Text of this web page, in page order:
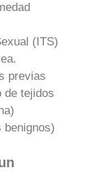
(ITS)
previas
de tejidos
benignos)